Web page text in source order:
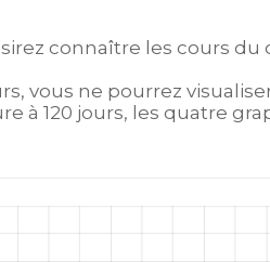
connaître les cours du
vous ne pourrez
à 120 jours, les quatre